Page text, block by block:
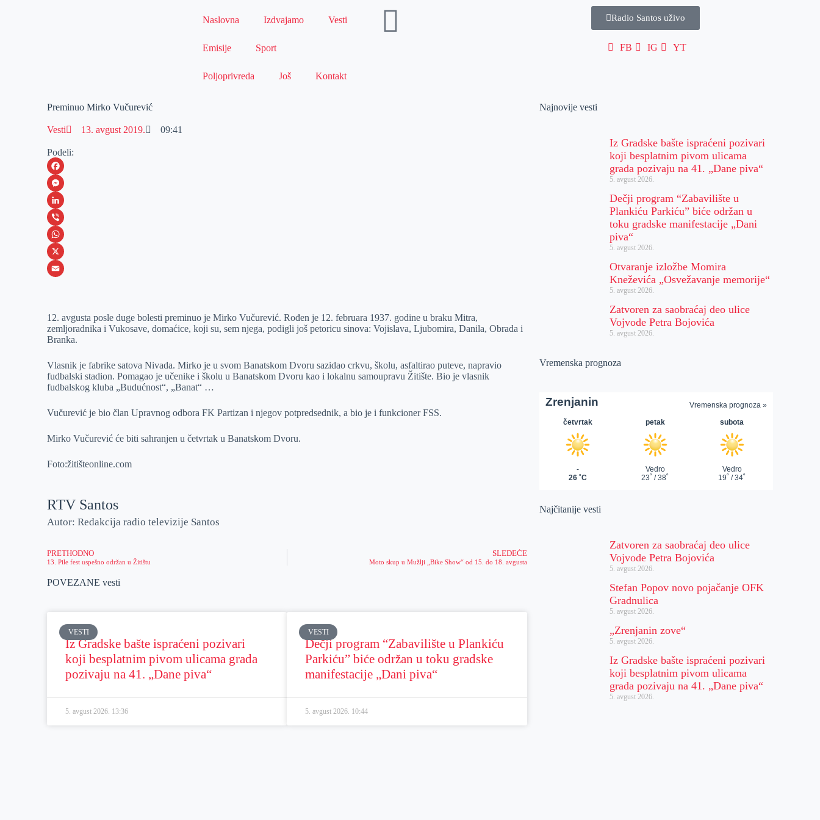
Naslovna Izdvajamo Vesti
Emisije Sport
Poljoprivreda Još Kontakt
Radio Santos uživo
FB IG YT
Preminuo Mirko Vučurević
Vesti 13. avgust 2019. 09:41
Podeli:
F
a
c
e
b
o
M
e
s
s
e
e
r
L
i
n
k
I
n
V
i
b
W
h
s
A
p
X
a
i
12. avgusta posle duge bolesti preminuo je Mirko Vučurević. Rođen je 12. februara 1937. godine u braku Mitra,
zemljoradnika i Vukosave, domaćice, koji su, sem njega, podigli još petoricu sinova: Vojislava, Ljubomira, Danila, Obrada i
Branka.
Vlasnik je fabrike satova Nivada. Mirko je u svom Banatskom Dvoru sazidao crkvu, školu, asfaltirao puteve, napravio
fudbalski stadion. Pomagao je učenike i školu u Banatskom Dvoru kao i lokalnu samoupravu Žitište. Bio je vlasnik
fudbalskog kluba „Budućnost“, „Banat“ …
Vučurević je bio član Upravnog odbora FK Partizan i njegov potpredsednik, a bio je i funkcioner FSS.
Mirko Vučurević će biti sahranjen u četvrtak u Banatskom Dvoru.
Foto:žitišteonline.com
RTV Santos
Autor: Redakcija radio televizije Santos
PRETHODNO
13. Pile fest uspešno održan u Žitištu
SLEDEĆE
Moto skup u Mužlji „Bike Show“ od 15. do 18. avgusta
POVEZANE vesti
VESTI
Iz Gradske bašte ispraćeni pozivari
koji besplatnim pivom ulicama grada
pozivaju na 41. „Dane piva“
5. avgust 2026. 13:36
VESTI
Dečji program “Zabavilište u Plankiću
Parkiću” biće održan u toku gradske
manifestacije „Dani piva“
5. avgust 2026. 10:44
Najnovije vesti
Iz Gradske bašte ispraćeni pozivari
koji besplatnim pivom ulicama
grada pozivaju na 41. „Dane piva“
5. avgust 2026.
Dečji program “Zabavilište u
Plankiću Parkiću” biće održan u
toku gradske manifestacije „Dani
piva“
5. avgust 2026.
Otvaranje izložbe Momira
Kneževića „Osvežavanje memorije“
5. avgust 2026.
Zatvoren za saobraćaj deo ulice
Vojvode Petra Bojovića
5. avgust 2026.
Vremenska prognoza
Najčitanije vesti
Zatvoren za saobraćaj deo ulice
Vojvode Petra Bojovića
5. avgust 2026.
Stefan Popov novo pojačanje OFK
Gradnulica
5. avgust 2026.
„Zrenjanin zove“
5. avgust 2026.
Iz Gradske bašte ispraćeni pozivari
koji besplatnim pivom ulicama
grada pozivaju na 41. „Dane piva“
5. avgust 2026.